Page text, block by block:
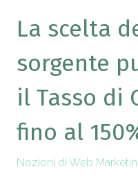
La scelta
sorgente
il Tasso di
fino al
Nozioni di Web